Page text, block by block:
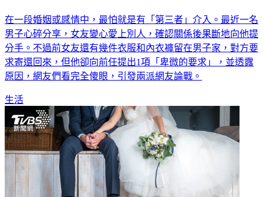
在一段婚姻或感情中，最怕就是有「第三者」介入。最近一名
男子心碎分享，女友變心愛上別人，確認關係後果斷地向他提
分手。不過前女友還有幾件衣服和內衣褲留在男子家，對方要
求寄還回來，但他卻向前任提出1項「卑微的要求」，並透露
原因，網友們看完全傻眼，引發兩派網友論戰。
生活